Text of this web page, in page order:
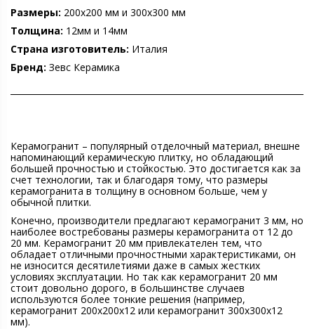
Размеры: 200х200 мм и 300х300 мм
Толщина: 12мм и 14мм
Страна изготовитель: Италия
Бренд: Зевс Керамика
Керамогранит – популярный отделочный материал, внешне
напоминающий керамическую плитку, но обладающий
большей прочностью и стойкостью. Это достигается как за
счет технологии, так и благодаря тому, что размеры
керамогранита в толщину в основном больше, чем у
обычной плитки.
Конечно, производители предлагают керамогранит 3 мм, но
наиболее востребованы размеры керамогранита от 12 до
20 мм. Керамогранит 20 мм привлекателен тем, что
обладает отличными прочностными характеристиками, он
не износится десятилетиями даже в самых жестких
условиях эксплуатации. Но так как керамогранит 20 мм
стоит довольно дорого, в большинстве случаев
используются более тонкие решения (например,
керамогранит 200х200х12 или керамогранит 300х300х12
мм).